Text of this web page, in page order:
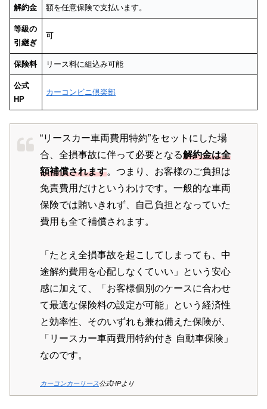
解約金
額を任意保険で支払います。
等級の
引継ぎ
可
保険料 リース料に組込み可能
公式
HP
カーコンビニ倶楽部
“リースカー車両費用特約”をセットにした場
合、全損事故に伴って必要となる解約金は全
額補償されます。つまり、お客様のご負担は
免責費用だけというわけです。一般的な車両
保険では賄いきれず、自己負担となっていた
費用も全て補償されます。
「たとえ全損事故を起こしてしまっても、中
途解約費用を心配しなくていい」という安心
感に加えて、「お客様個別のケースに合わせ
て最適な保険料の設定が可能」という経済性
と効率性、そのいずれも兼ね備えた保険が、
「リースカー車両費用特約付き 自動車保険」
なのです。
カーコンカーリース公式HPより